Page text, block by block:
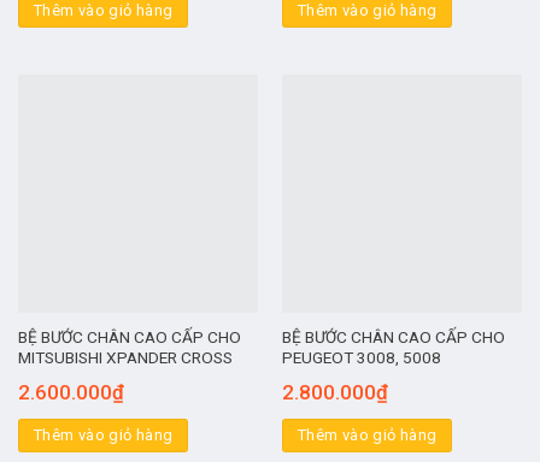
Thêm vào giỏ hàng Thêm vào giỏ hàng
BỆ BƯỚC CHÂN CAO CẤP CHO
MITSUBISHI XPANDER CROSS
2.600.000₫
Thêm vào giỏ hàng
BỆ BƯỚC CHÂN CAO CẤP CHO
PEUGEOT 3008, 5008
2.800.000₫
Thêm vào giỏ hàng